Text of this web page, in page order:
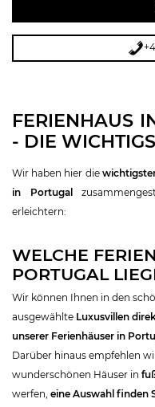
FERIENHAUS
- DIE
Wir haben hier die
in Portugal
erleichtern:
WELCHE
PORTUGAL
Wir können Ihnen in den
ausgewählte Luxusvillen
unserer Ferienhäuser in
Darüber hinaus empfehlen
wunderschönen Häuser in
werfen, eine Auswahl finden